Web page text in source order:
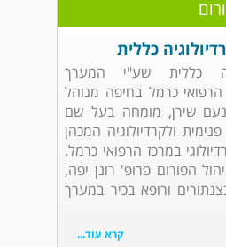
כללית
כללית שע"י המערך
הרפואי כרמל בחיפה מנוהל
שירן, מומחה בעל שם
ולקרדיולוגיה המכהן
במרכז הרפואי כרמל.
הפורום פרופ' רונן יפה,
ורופא בכיר במערך
קרא עוד...